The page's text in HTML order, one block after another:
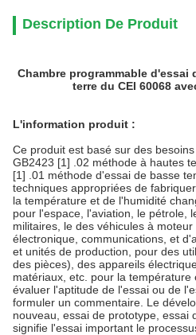
Description De Produit
Chambre programmable d'essai
terre du CEI 60068
L'information produit :
Ce produit est basé sur des
GB2423 [1] .02 méthode à hautes
[1] .01 méthode d'essai de basse
techniques appropriées de
la température et de l'humidité
pour l'espace, l'aviation, le pétrole,
militaires, le des véhicules à
électronique, communications, et
et unités de production, pour des
des pièces), des appareils
matériaux, etc. pour la
évaluer l'aptitude de l'essai ou de
formuler un commentaire. Le
nouveau, essai de prototype, essai
signifie l'essai important le